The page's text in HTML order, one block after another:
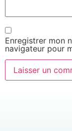
Enregistrer mon
navigateur pour